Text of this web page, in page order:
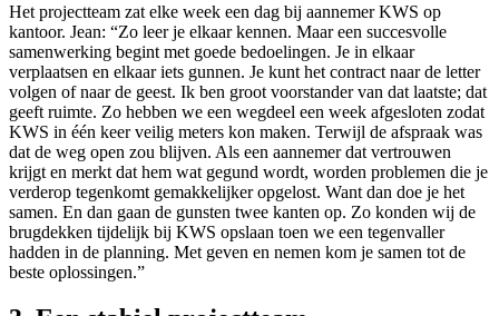
Het projectteam zat elke week een dag bij aannemer KWS op
kantoor. Jean: “Zo leer je elkaar kennen. Maar een succesvolle
samenwerking begint met goede bedoelingen. Je in elkaar
verplaatsen en elkaar iets gunnen. Je kunt het contract naar de letter
volgen of naar de geest. Ik ben groot voorstander van dat laatste; dat
geeft ruimte. Zo hebben we een wegdeel een week afgesloten zodat
KWS in één keer veilig meters kon maken. Terwijl de afspraak was
dat de weg open zou blijven. Als een aannemer dat vertrouwen
krijgt en merkt dat hem wat gegund wordt, worden problemen die je
verderop tegenkomt gemakkelijker opgelost. Want dan doe je het
samen. En dan gaan de gunsten twee kanten op. Zo konden wij de
brugdekken tijdelijk bij KWS opslaan toen we een tegenvaller
hadden in de planning. Met geven en nemen kom je samen tot de
beste oplossingen.”